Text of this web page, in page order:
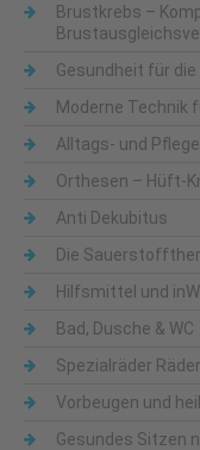
Brustkrebs –
Gesundheit für die
Moderne Technik
Alltags- und
Orthesen – Hüft-
Anti Dekubitus
Die
Hilfsmittel und
Bad, Dusche & WC
Spezialräder
Vorbeugen und
Gesundes Sitzen